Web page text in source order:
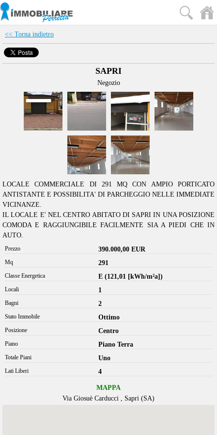
<< Torna indietro
SAPRI
Negozio
LOCALE COMMERCIALE DI 291 MQ CON AMPIO PORTICATO
ANTISTANTE E POSSIBILITA' DI PARCHEGGIO NELLE IMMEDIATE
VICINANZE.
IL LOCALE E' NEL CENTRO ABITATO DI SAPRI IN UNA POSIZIONE
COMODA E RAGGIUNGIBILE FACILMENTE SIA A PIEDI CHE IN
AUTO.
Prezzo 390.000,00 EUR
Mq 291
Classe Energetica E (121,01 [kWh/m²a])
Locali 1
Bagni 2
Stato Immobile Ottimo
Posizione Centro
Piano Piano Terra
Totale Piani Uno
Lati Liberi 4
MAPPA
Via Giosuè Carducci , Sapri (SA)